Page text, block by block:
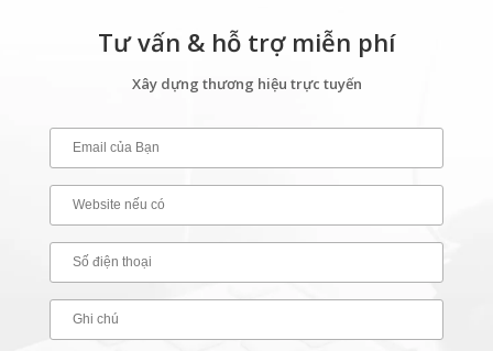
Tư vấn & hỗ trợ miễn phí
Xây dựng thương hiệu trực tuyến